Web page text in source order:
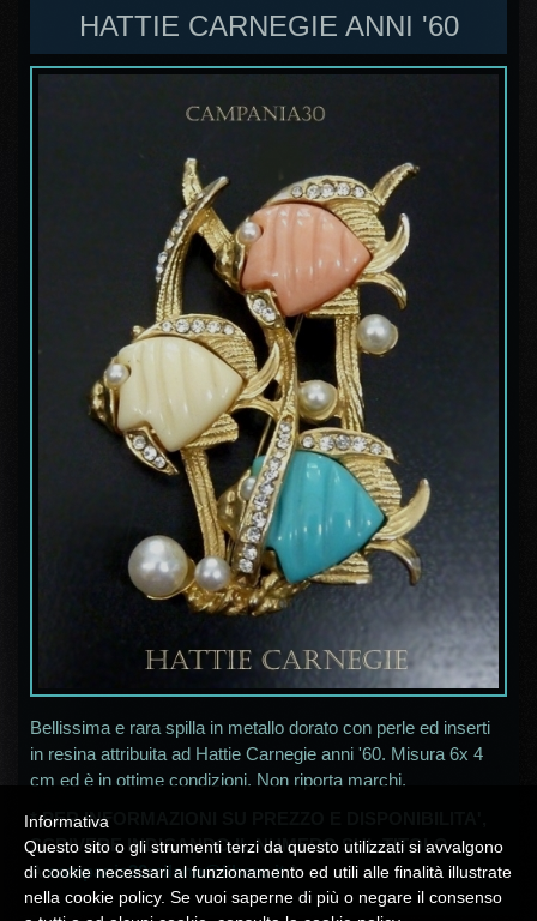
HATTIE CARNEGIE ANNI '60
Bellissima e rara spilla in metallo dorato con perle ed inserti
in resina attribuita ad Hattie Carnegie anni '60. Misura 6x 4
cm ed è in ottime condizioni. Non riporta marchi.
* PER INFORMAZIONI SU PREZZO E DISPONIBILITA',
SCRIVERE INDICANDO IL NUMERO SUL TITOLO
Acampania30milano@libero.it*
Informativa
Questo sito o gli strumenti terzi da questo utilizzati si avvalgono
di cookie necessari al funzionamento ed utili alle finalità illustrate
nella cookie policy. Se vuoi saperne di più o negare il consenso